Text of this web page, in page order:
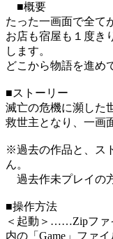
■概要
たった一画面で全て
お店も宿屋も１度き
します。
どこから物語を進め
■ストーリー
滅亡の危機に瀕した
救世主となり、一画
※過去の作品と、ス
ん。
過去作未プレイの
■操作方法
＜起動＞……Zipファ
内の「Game」ファ